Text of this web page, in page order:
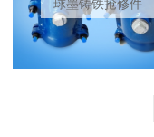
球墨铸铁抢修件